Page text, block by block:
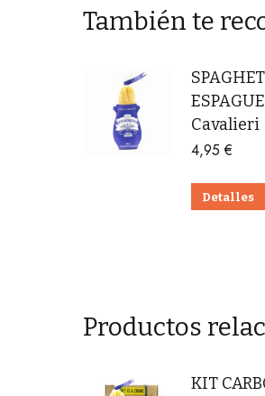
También te
Cavalieri
4,95€
Detalles
Productos
KIT